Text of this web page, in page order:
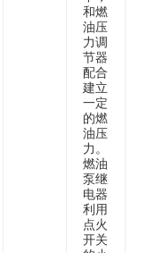
和燃
油压
力调
节器
配合
建立
一定
的燃
油压
力。
燃油
泵继
电器
利用
点火
开关